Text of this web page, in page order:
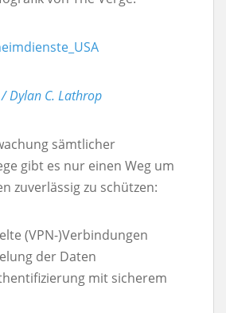
/ Dylan C. Lathrop
sämtlicher
gibt es nur einen Weg um
zuverlässig zu schützen:
(VPN-)Verbindungen
der Daten
mit sicherem